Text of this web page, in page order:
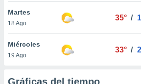
de
traten tus
en
interés
su
Martes
18 Ago
35° /
Miércoles
19 Ago
33° /
Gráficas del tiempo